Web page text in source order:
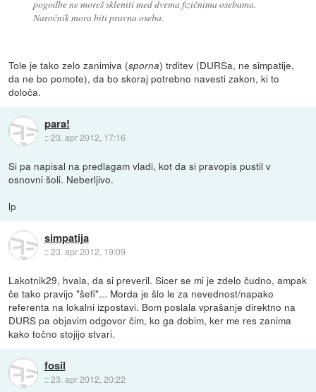
pogodbe ne moreš skleniti med dvema fizičnima osebama.
Naročnik mora biti pravna oseba.
Tole je tako zelo zanimiva (sporna) trditev (DURSa, ne simpatije,
da ne bo pomote), da bo skoraj potrebno navesti zakon, ki to
določa.
para!
::23. apr 2012, 17:16
Si pa napisal na predlagam vladi, kot da si pravopis pustil v
osnovni šoli. Neberljivo.
lp
simpatija
::23. apr 2012, 19:09
Lakotnik29, hvala, da si preveril. Sicer se mi je zdelo čudno, ampak
če tako pravijo "šefi"... Morda je šlo le za nevednost/napako
referenta na lokalni izpostavi. Bom poslala vprašanje direktno na
DURS pa objavim odgovor čim, ko ga dobim, ker me res zanima
kako točno stojijo stvari.
fosil
::23. apr 2012, 20:22